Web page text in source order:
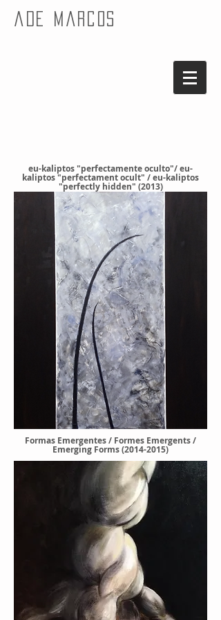
ade marcos
eu-kaliptos "perfectamente oculto"/ eu-
kaliptos "perfectament ocult" / eu-kaliptos
"perfectly hidden" (2013)
Formas Emergentes / Formes Emergents /
Emerging Forms (2014-2015)